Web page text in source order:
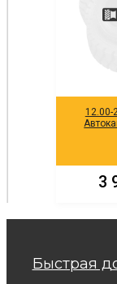
12.00-
3
Быстрая